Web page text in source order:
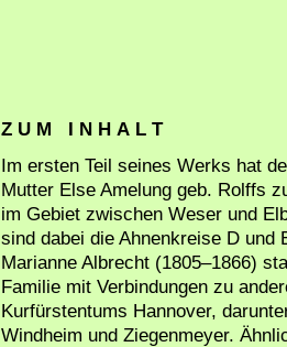
Z U M I N H A L T
Im ersten Teil seines Werks hat
Mutter Else Amelung geb. Rolffs
im Gebiet zwischen Weser und
sind dabei die Ahnenkreise D
Marianne Albrecht (1805–1866)
Familie mit Verbindungen zu
Kurfürstentums Hannover,
Windheim und Ziegenmeyer.